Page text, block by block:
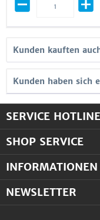
Kunden kauften
Kunden haben sich
SERVICE HOTLINE
SHOP SERVICE
INFORMATIONEN
NEWSLETTER